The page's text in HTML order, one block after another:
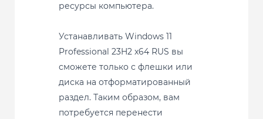
ресурсы компьютера.
Устанавливать Windows 11
Professional 23H2 x64 RUS вы
сможете только с флешки или
диска на отформатированный
раздел. Таким образом, вам
потребуется перенести